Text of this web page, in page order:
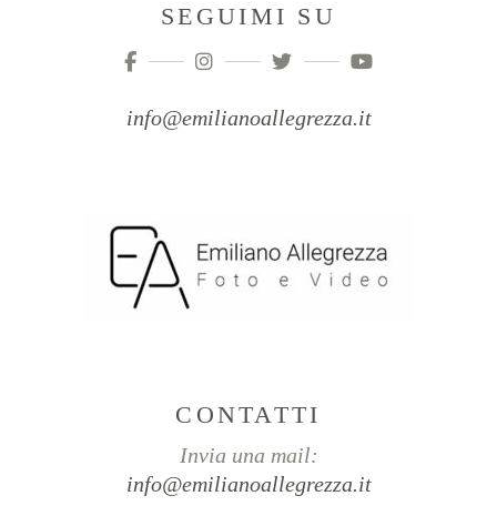
SEGUIMI SU
info@emilianoallegrezza.it
CONTATTI
Invia una mail:
info@emilianoallegrezza.it